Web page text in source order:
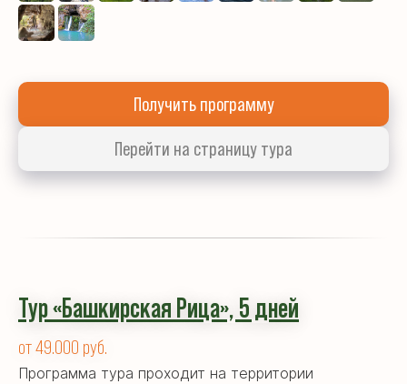
Получить программу
Перейти на страницу тура
Тур «Башкирская Рица», 5 дней
от 49.000 руб.
Программа тура проходит на территории